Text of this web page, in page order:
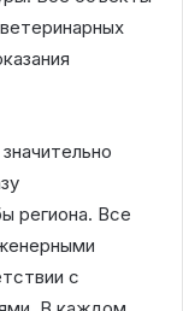
региона. Все
с